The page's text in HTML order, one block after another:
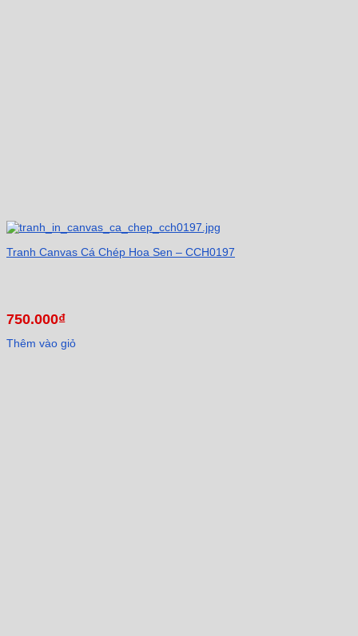
Tranh Canvas Cá Chép Hoa Sen – CCH0197
750.000₫
Thêm vào giỏ